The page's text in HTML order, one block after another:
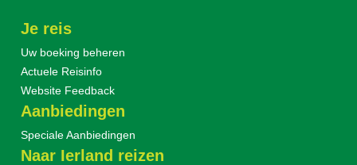
Je reis
Uw boeking beheren
Actuele Reisinfo
Website Feedback
Aanbiedingen
Speciale Aanbiedingen
Naar Ierland reizen